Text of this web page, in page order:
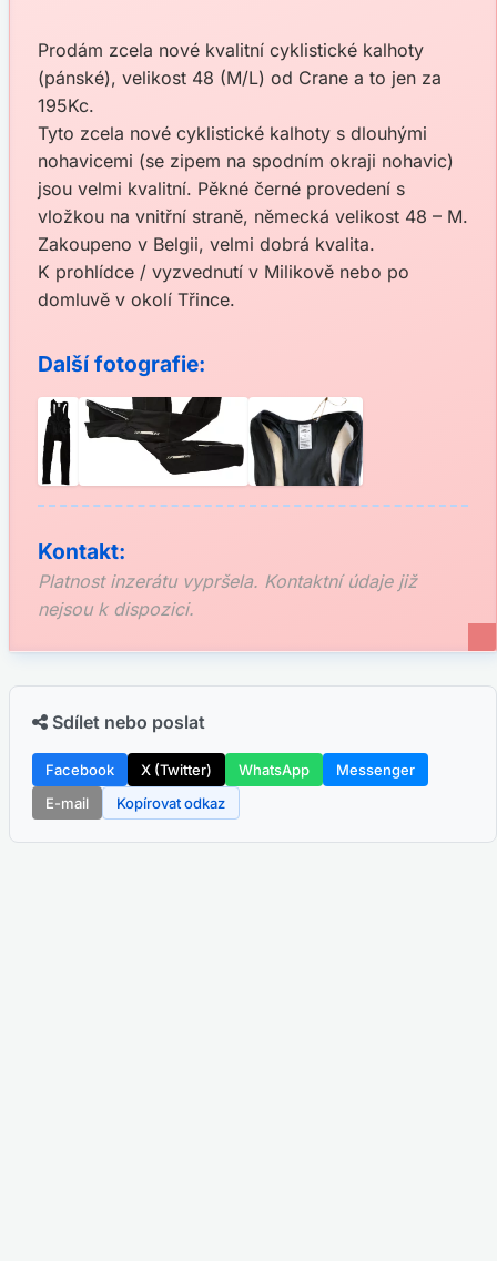
Prodám zcela nové kvalitní cyklistické kalhoty
(pánské), velikost 48 (M/L) od Crane a to jen za
195Kc.
Tyto zcela nové cyklistické kalhoty s dlouhými
nohavicemi (se zipem na spodním okraji nohavic)
jsou velmi kvalitní. Pěkné černé provedení s
vložkou na vnitřní straně, německá velikost 48 – M.
Zakoupeno v Belgii, velmi dobrá kvalita.
K prohlídce / vyzvednutí v Milikově nebo po
domluvě v okolí Třince.
Další fotografie:
Kontakt:
Platnost inzerátu vypršela. Kontaktní údaje již
nejsou k dispozici.
Sdílet nebo poslat
Facebook X (Twitter) WhatsApp
Messenger
E-mail
Kopírovat odkaz